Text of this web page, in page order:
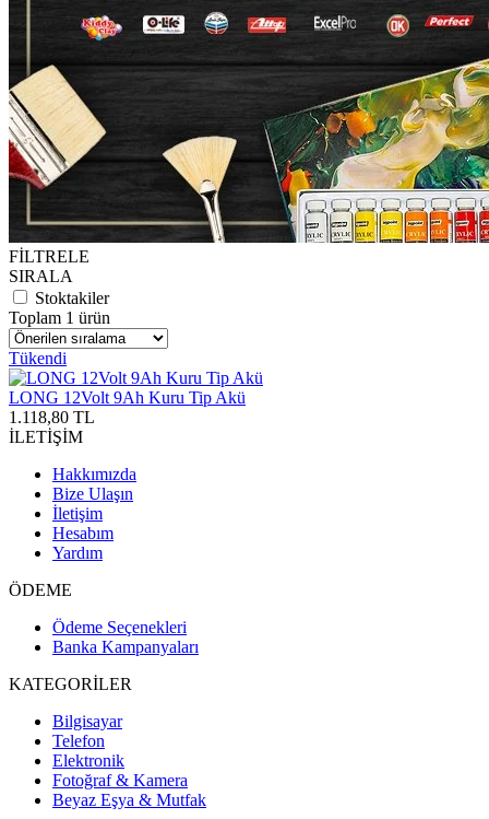
FİLTRELE
SIRALA
Stoktakiler
Toplam 1 ürün
Tükendi
LONG 12Volt 9Ah Kuru Tip Akü
1.118,80 TL
İLETİŞİM
Hakkımızda
Bize Ulaşın
İletişim
Hesabım
Yardım
ÖDEME
Ödeme Seçenekleri
Banka Kampanyaları
KATEGORİLER
Bilgisayar
Telefon
Elektronik
Fotoğraf & Kamera
Beyaz Eşya & Mutfak